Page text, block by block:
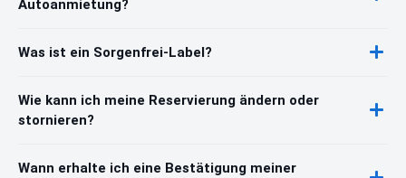
Autoanmietung?
Was ist ein Sorgenfrei-Label?
Wie kann ich meine Reservierung ändern oder
stornieren?
Wann erhalte ich eine Bestätigung meiner